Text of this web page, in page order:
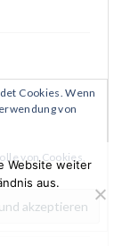
Cookies. Wenn
von
von Cookies,
Website weiter
aus.